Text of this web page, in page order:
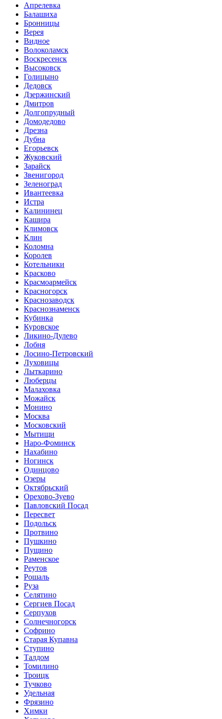
Апрелевка
Балашиха
Бронницы
Верея
Видное
Волоколамск
Воскресенск
Высоковск
Голицыно
Дедовск
Дзержинский
Дмитров
Долгопрудный
Домодедово
Дрезна
Дубна
Егорьевск
Жуковский
Зарайск
Звенигород
Зеленоград
Ивантеевка
Истра
Калининец
Кашира
Климовск
Клин
Коломна
Королев
Котельники
Красково
Красмоармейск
Красногорск
Краснозаводск
Краснознаменск
Кубинка
Куровское
Ликино-Дулево
Лобня
Лосино-Петровский
Луховицы
Лыткарино
Люберцы
Малаховка
Можайск
Монино
Москва
Московский
Мытищи
Наро-Фоминск
Нахабино
Ногинск
Одинцово
Озеры
Октябрьский
Орехово-Зуево
Павловский Посад
Пересвет
Подольск
Протвино
Пушкино
Пущино
Раменское
Реутов
Рошаль
Руза
Селятино
Сергиев Посад
Серпухов
Солнечногорск
Софрино
Старая Купавна
Ступино
Талдом
Томилино
Троицк
Тучково
Удельная
Фрязино
Химки